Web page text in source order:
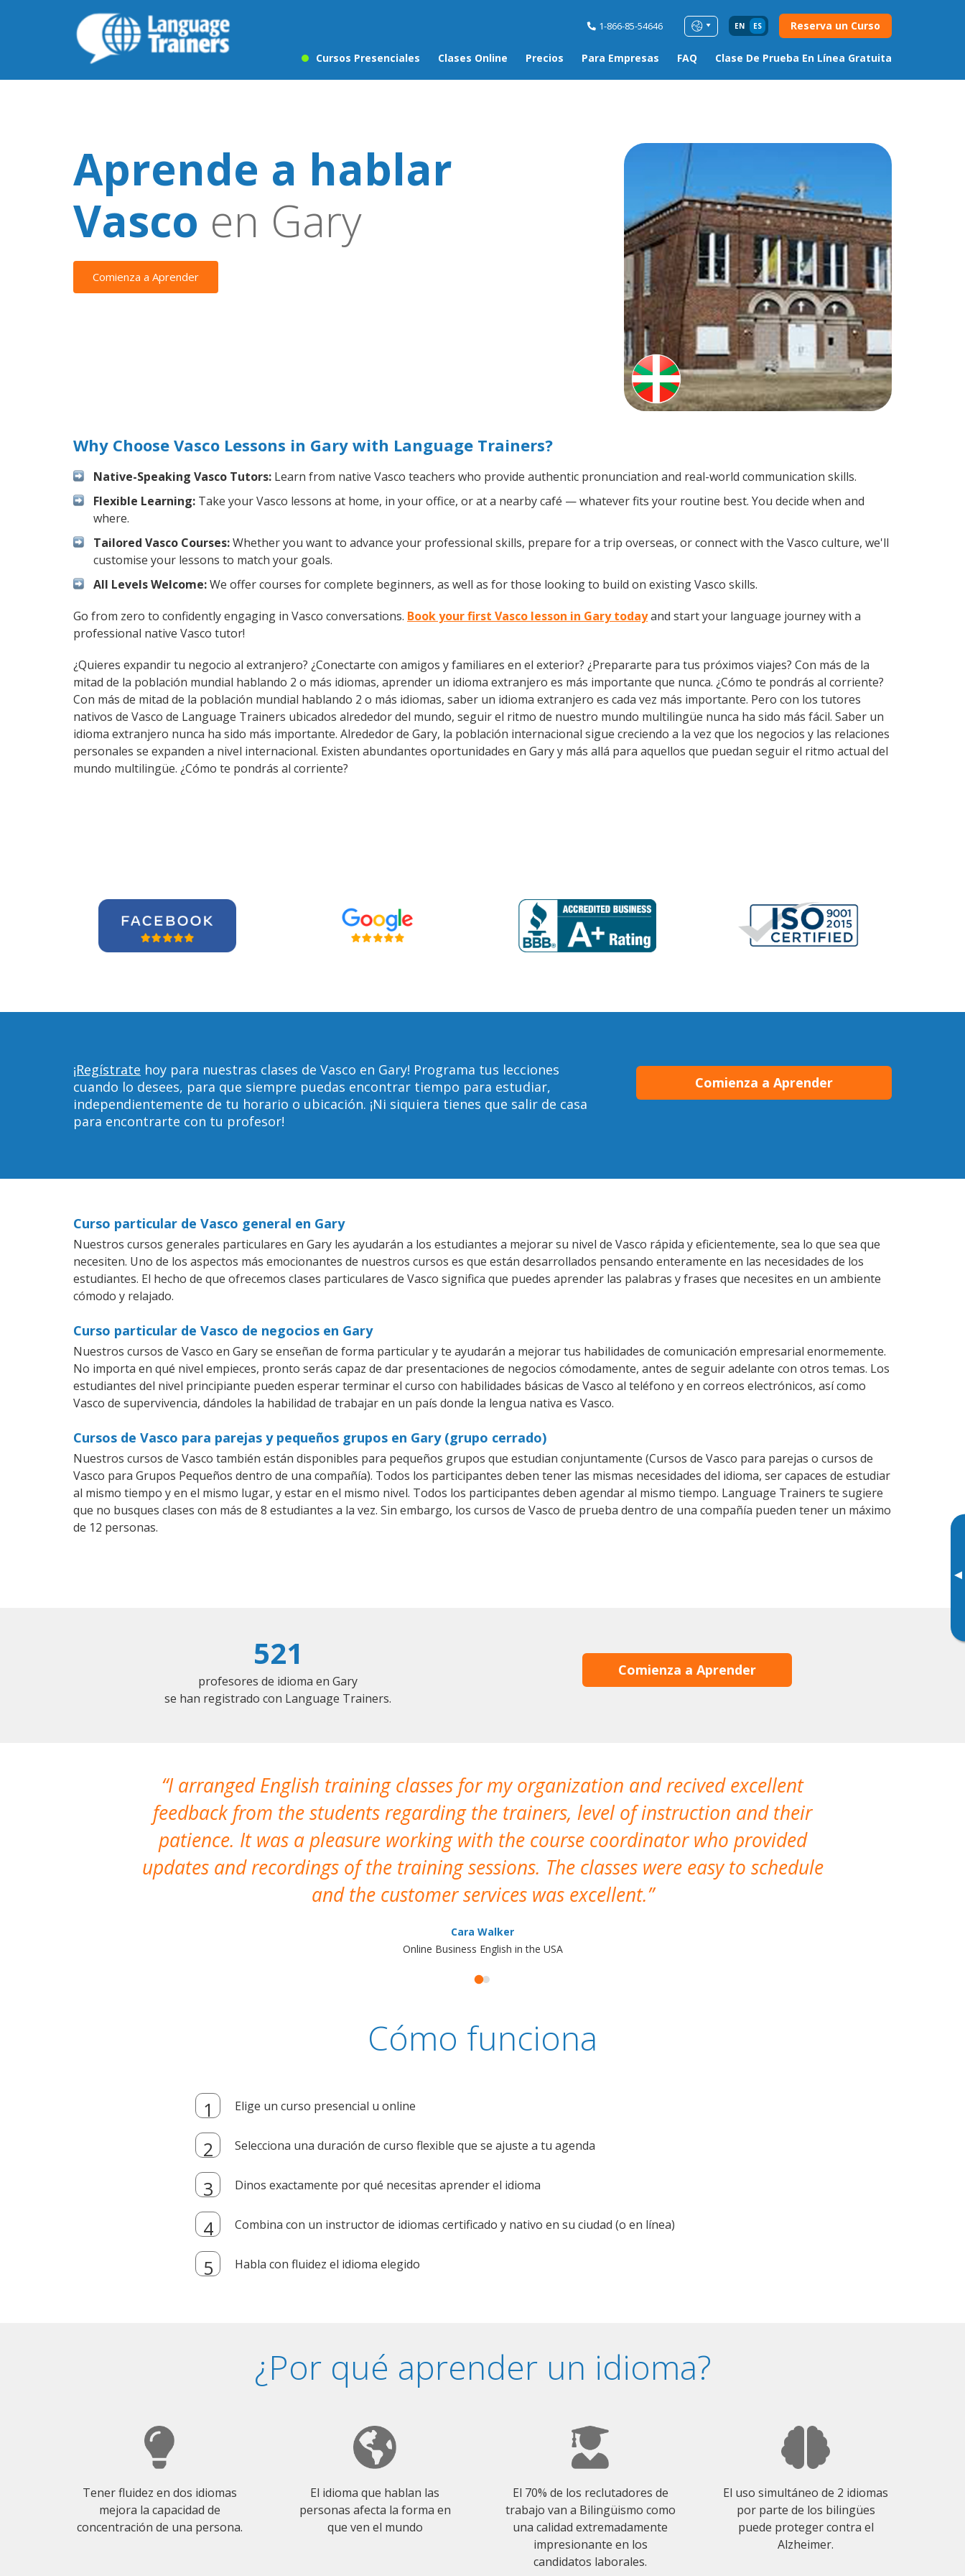
1-866-85-54646 EN ES Reserva un Curso
Cursos Presenciales Clases Online Precios Para Empresas FAQ Clase De Prueba En Línea Gratuita
▸
Aprende a hablar
Vasco en Gary
Comienza a Aprender
Why Choose Vasco Lessons in Gary with Language Trainers?
Native-Speaking Vasco Tutors: Learn from native Vasco teachers who provide authentic pronunciation and real-world communication skills.
Flexible Learning: Take your Vasco lessons at home, in your office, or at a nearby café — whatever fits your routine best. You decide when and
where.
Tailored Vasco Courses:Whether you want to advance your professional skills, prepare for a trip overseas, or connect with the Vasco culture, we'll
customise your lessons to match your goals.
All Levels Welcome:We offer courses for complete beginners, as well as for those looking to build on existing Vasco skills.
Go from zero to confidently engaging in Vasco conversations. Book your first Vasco lesson in Gary todayand start your language journey with a
professional native Vasco tutor!
¿Quieres expandir tu negocio al extranjero? ¿Conectarte con amigos y familiares en el exterior? ¿Prepararte para tus próximos viajes? Con más de la
mitad de la población mundial hablando 2 o más idiomas, aprender un idioma extranjero es más importante que nunca. ¿Cómo te pondrás al corriente?
Con más de mitad de la población mundial hablando 2 o más idiomas, saber un idioma extranjero es cada vez más importante. Pero con los tutores
nativos de Vasco de Language Trainers ubicados alrededor del mundo, seguir el ritmo de nuestro mundo multilingüe nunca ha sido más fácil. Saber un
idioma extranjero nunca ha sido más importante. Alrededor de Gary, la población internacional sigue creciendo a la vez que los negocios y las relaciones
personales se expanden a nivel internacional. Existen abundantes oportunidades en Gary y más allá para aquellos que puedan seguir el ritmo actual del
mundo multilingüe. ¿Cómo te pondrás al corriente?
¡Regístrate hoy para nuestras clases de Vasco en Gary! Programa tus lecciones
cuando lo desees, para que siempre puedas encontrar tiempo para estudiar,
independientemente de tu horario o ubicación. ¡Ni siquiera tienes que salir de casa
para encontrarte con tu profesor!
Comienza a Aprender
Curso particular de Vasco general en Gary
Nuestros cursos generales particulares en Gary les ayudarán a los estudiantes a mejorar su nivel de Vasco rápida y eficientemente, sea lo que sea que
necesiten. Uno de los aspectos más emocionantes de nuestros cursos es que están desarrollados pensando enteramente en las necesidades de los
estudiantes. El hecho de que ofrecemos clases particulares de Vasco significa que puedes aprender las palabras y frases que necesites en un ambiente
cómodo y relajado.
Curso particular de Vasco de negocios en Gary
Nuestros cursos de Vasco en Gary se enseñan de forma particular y te ayudarán a mejorar tus habilidades de comunicación empresarial enormemente.
No importa en qué nivel empieces, pronto serás capaz de dar presentaciones de negocios cómodamente, antes de seguir adelante con otros temas. Los
estudiantes del nivel principiante pueden esperar terminar el curso con habilidades básicas de Vasco al teléfono y en correos electrónicos, así como
Vasco de supervivencia, dándoles la habilidad de trabajar en un país donde la lengua nativa es Vasco.
Cursos de Vasco para parejas y pequeños grupos en Gary (grupo cerrado)
Nuestros cursos de Vasco también están disponibles para pequeños grupos que estudian conjuntamente (Cursos de Vasco para parejas o cursos de
Vasco para Grupos Pequeños dentro de una compañía). Todos los participantes deben tener las mismas necesidades del idioma, ser capaces de estudiar
al mismo tiempo y en el mismo lugar, y estar en el mismo nivel. Todos los participantes deben agendar al mismo tiempo. Language Trainers te sugiere
que no busques clases con más de 8 estudiantes a la vez. Sin embargo, los cursos de Vasco de prueba dentro de una compañía pueden tener un máximo
de 12 personas.
521
profesores de idioma en Gary
se han registrado con Language Trainers.
Comienza a Aprender
I arranged English training classes for my organization and recived excellent
feedback from the students regarding the trainers, level of instruction and their
patience. It was a pleasure working with the course coordinator who provided
updates and recordings of the training sessions. The classes were easy to schedule
and the customer services was excellent.
Cara Walker
Online Business English in the USA
Cómo funciona
Elige un curso presencial u online
Selecciona una duración de curso flexible que se ajuste a tu agenda
Dinos exactamente por qué necesitas aprender el idioma
Combina con un instructor de idiomas certificado y nativo en su ciudad (o en línea)
Habla con fluidez el idioma elegido
¿Por qué aprender un idioma?
Tener fluidez en dos idiomas
mejora la capacidad de
concentración de una persona.
El idioma que hablan las
personas afecta la forma en
que ven el mundo
El 70% de los reclutadores de
trabajo van a Bilingüismo como
una calidad extremadamente
impresionante en los
candidatos laborales.
El uso simultáneo de 2 idiomas
por parte de los bilingües
puede proteger contra el
Alzheimer.